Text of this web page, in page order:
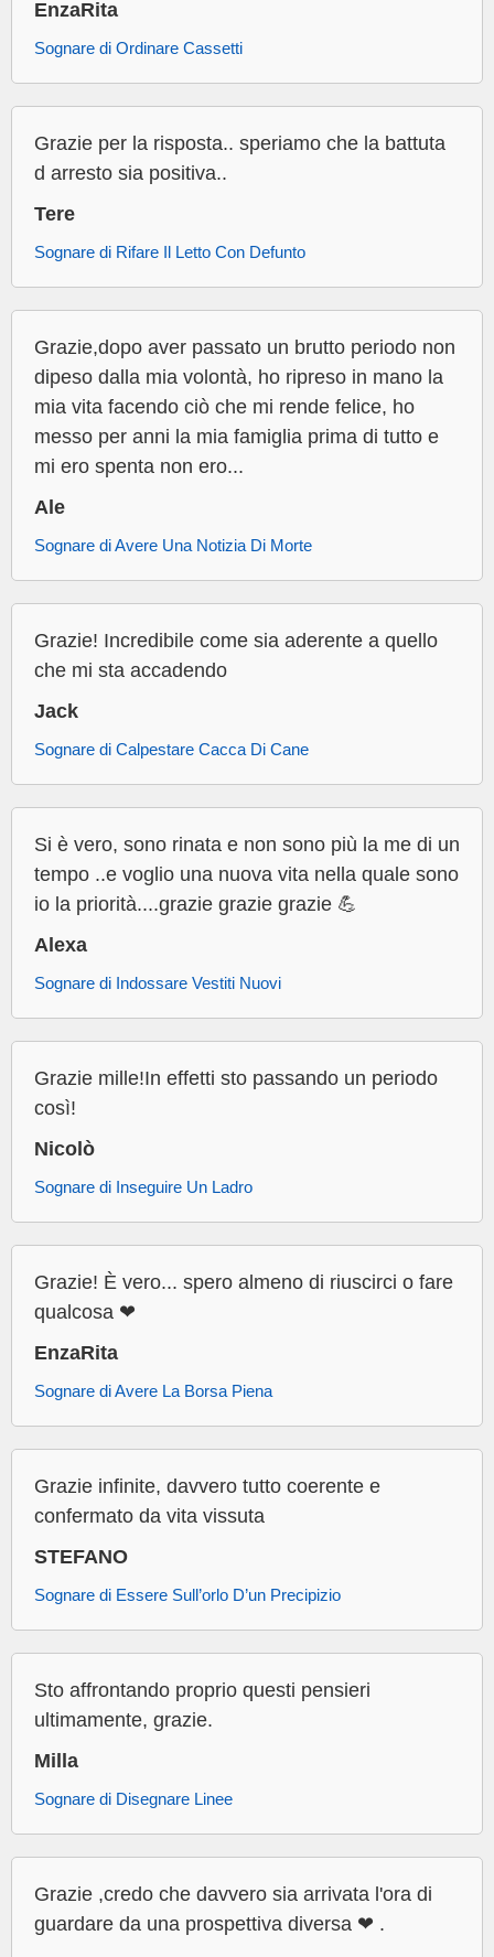
EnzaRita
Sognare di Ordinare Cassetti
Grazie per la risposta.. speriamo che la battuta
d arresto sia positiva..
Tere
Sognare di Rifare Il Letto Con Defunto
Grazie,dopo aver passato un brutto periodo non
dipeso dalla mia volontà, ho ripreso in mano la
mia vita facendo ciò che mi rende felice, ho
messo per anni la mia famiglia prima di tutto e
mi ero spenta non ero...
Ale
Sognare di Avere Una Notizia Di Morte
Grazie! Incredibile come sia aderente a quello
che mi sta accadendo
Jack
Sognare di Calpestare Cacca Di Cane
Si è vero, sono rinata e non sono più la me di un
tempo ..e voglio una nuova vita nella quale sono
io la priorità....grazie grazie grazie 💪
Alexa
Sognare di Indossare Vestiti Nuovi
Grazie mille!In effetti sto passando un periodo
così!
Nicolò
Sognare di Inseguire Un Ladro
Grazie! È vero... spero almeno di riuscirci o fare
qualcosa ❤
EnzaRita
Sognare di Avere La Borsa Piena
Grazie infinite, davvero tutto coerente e
confermato da vita vissuta
STEFANO
Sognare di Essere Sull’orlo D’un Precipizio
Sto affrontando proprio questi pensieri
ultimamente, grazie.
Milla
Sognare di Disegnare Linee
Grazie ,credo che davvero sia arrivata l'ora di
guardare da una prospettiva diversa ❤ .